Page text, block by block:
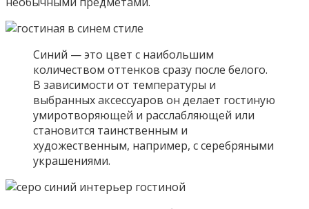
Синий — это цвет с наибольшим
количеством оттенков сразу после белого.
В зависимости от температуры и
выбранных аксессуаров он делает гостиную
умиротворяющей и расслабляющей или
становится таинственным и
художественным, например, с серебряными
украшениями.